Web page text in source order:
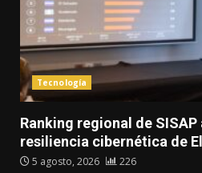
Tecnología
Ranking regional de
resiliencia cibernética de
5 agosto, 2026 226